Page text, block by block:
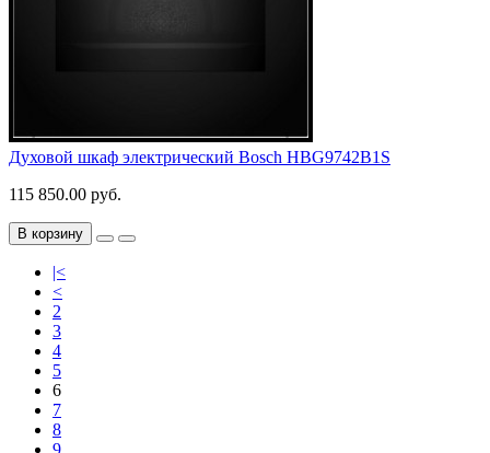
Духовой шкаф электрический Bosch HBG9742B1S
115 850.00 руб.
В корзину
|<
<
2
3
4
5
6
7
8
9